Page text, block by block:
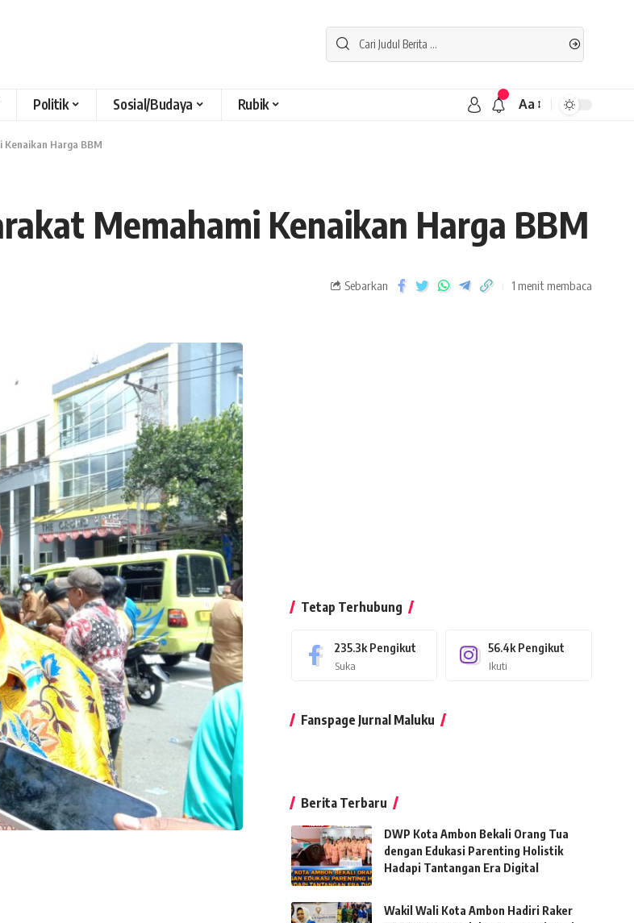
Politik Sosial/Budaya Rubik Aa
Harga BBM
Memahami Kenaikan Harga BBM
Sebarkan 1 menit membaca
Tetap Terhubung
235.3k Pengikut
Suka
56.4k Pengikut
Ikuti
Fanspage Jurnal Maluku
Berita Terbaru
DWP Kota Ambon Bekali Orang Tua
dengan Edukasi Parenting Holistik
Hadapi Tantangan Era Digital
Wakil Wali Kota Ambon Hadiri Raker